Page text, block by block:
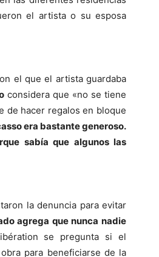
el artista o su esposa
el que el artista guardaba
considera que «no se tiene
de hacer regalos en bloque
era bastante generoso.
sabía que algunos las
la denuncia para evitar
agrega que nunca nadie
se pregunta si el
para beneficiarse de la